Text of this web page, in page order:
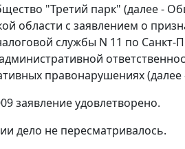
"Третий парк" (далее -
области с заявлением о
службы N 11 по Санкт-
правонарушениях
заявление удовлетворено.
дело не пересматривалось.